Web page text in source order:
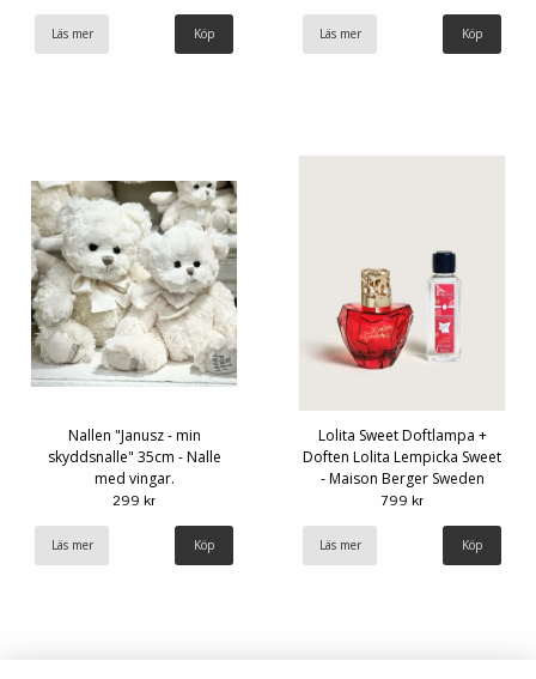
Läs mer Läs mer
Nallen "Janusz - min
skyddsnalle" 35cm - Nalle
med vingar.
299 kr
Läs mer
Lolita Sweet Doftlampa +
Doften Lolita Lempicka Sweet
- Maison Berger Sweden
799 kr
Läs mer